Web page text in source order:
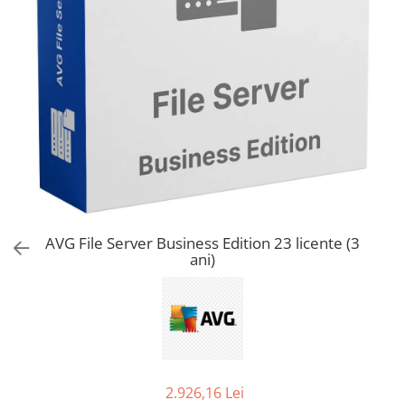
AVAST Driver Updater
AVAST SecureLine VPN
AVAST AntiTrack Premium
AVG File Server Business Edition 23 licente (3
ani)
2.926,16 Lei